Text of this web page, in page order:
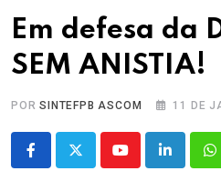
Em defesa da
SEM ANISTIA!
PORSINTEFPB ASCOM 11 DE
YoutubeLinkedIn